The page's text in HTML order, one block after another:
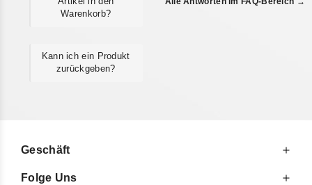
Warenkorb?
Kann ich ein Produkt
zurückgeben?
Geschäft
Folge Uns